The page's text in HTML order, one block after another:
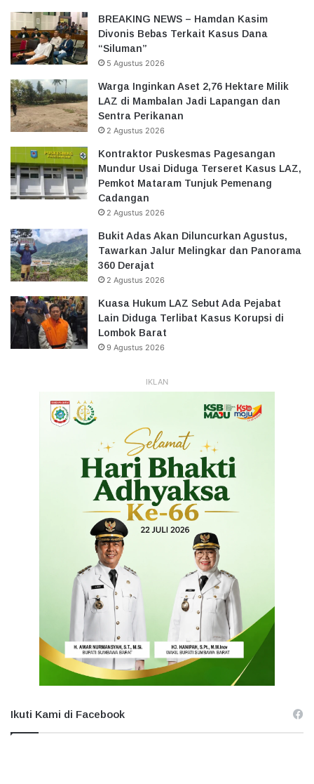
BREAKING NEWS – Hamdan Kasim
Divonis Bebas Terkait Kasus Dana
“Siluman”
5 Agustus 2026
Warga Inginkan Aset 2,76 Hektare Milik
LAZ di Mambalan Jadi Lapangan dan
Sentra Perikanan
2 Agustus 2026
Kontraktor Puskesmas Pagesangan
Mundur Usai Diduga Terseret Kasus LAZ,
Pemkot Mataram Tunjuk Pemenang
Cadangan
2 Agustus 2026
Bukit Adas Akan Diluncurkan Agustus,
Tawarkan Jalur Melingkar dan Panorama
360 Derajat
2 Agustus 2026
Kuasa Hukum LAZ Sebut Ada Pejabat
Lain Diduga Terlibat Kasus Korupsi di
Lombok Barat
9 Agustus 2026
IKLAN
Ikuti Kami di Facebook